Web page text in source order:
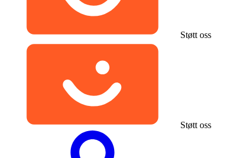
Støtt oss
Støtt oss